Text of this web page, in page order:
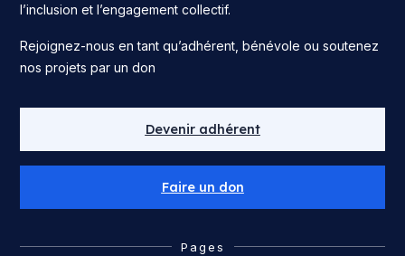
l’inclusion et l’engagement collectif.
Rejoignez-nous en tant qu’adhérent, bénévole ou soutenez
nos projets par un don
Devenir adhérent
Faire un don
Pages